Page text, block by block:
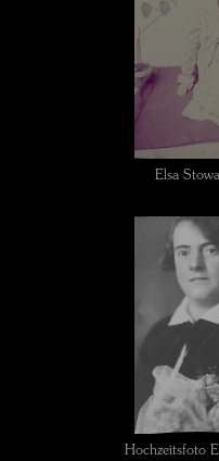
Elsa
Hochzeitsfoto